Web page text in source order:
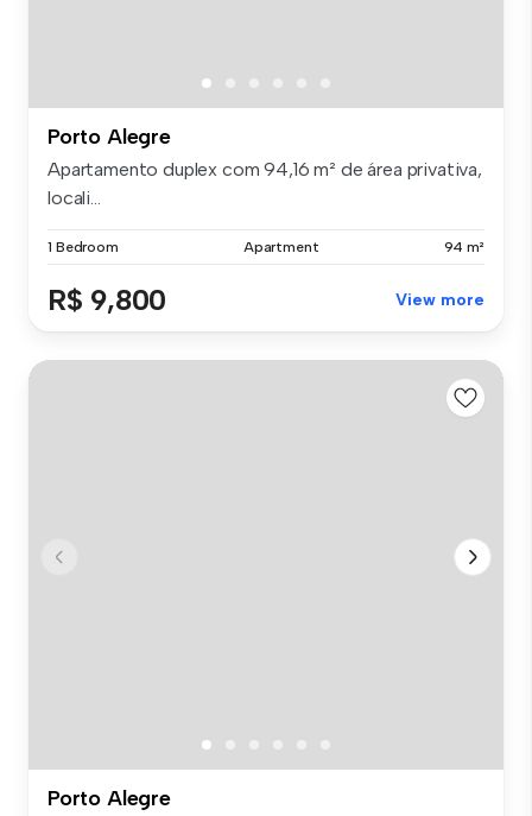
Porto Alegre
Apartamento duplex com 94,16 m² de área privativa,
locali...
1 Bedroom Apartment 94 m²
R$ 9,800 View more
Porto Alegre